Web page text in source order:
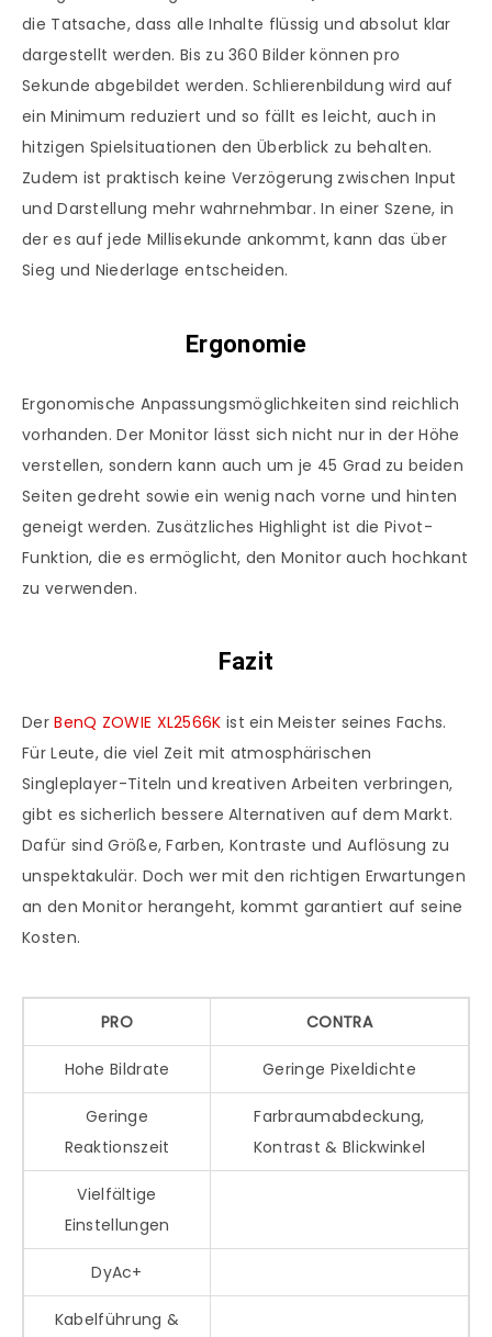
die Tatsache, dass alle Inhalte flüssig und absolut klar
dargestellt werden. Bis zu 360 Bilder können pro
Sekunde abgebildet werden. Schlierenbildung wird auf
ein Minimum reduziert und so fällt es leicht, auch in
hitzigen Spielsituationen den Überblick zu behalten.
Zudem ist praktisch keine Verzögerung zwischen Input
und Darstellung mehr wahrnehmbar. In einer Szene, in
der es auf jede Millisekunde ankommt, kann das über
Sieg und Niederlage entscheiden.
Ergonomie
Ergonomische Anpassungsmöglichkeiten sind reichlich
vorhanden. Der Monitor lässt sich nicht nur in der Höhe
verstellen, sondern kann auch um je 45 Grad zu beiden
Seiten gedreht sowie ein wenig nach vorne und hinten
geneigt werden. Zusätzliches Highlight ist die Pivot-
Funktion, die es ermöglicht, den Monitor auch hochkant
zu verwenden.
Fazit
DerBenQ ZOWIE XL2566K ist ein Meister seines Fachs.
Für Leute, die viel Zeit mit atmosphärischen
Singleplayer-Titeln und kreativen Arbeiten verbringen,
gibt es sicherlich bessere Alternativen auf dem Markt.
Dafür sind Größe, Farben, Kontraste und Auflösung zu
unspektakulär. Doch wer mit den richtigen Erwartungen
an den Monitor herangeht, kommt garantiert auf seine
Kosten.
PRO CONTRA
Hohe Bildrate Geringe Pixeldichte
Geringe
Reaktionszeit
Farbraumabdeckung,
Kontrast & Blickwinkel
Vielfältige
Einstellungen
DyAc+
Kabelführung &